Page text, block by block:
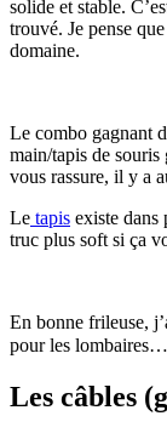
solide et stable.
trouvé. Je pense que
domaine.
Le combo gagnant
main/tapis de souris
vous rassure, il y a
Le tapis existe dans
truc plus soft si ça
En bonne frileuse,
pour les
Les câbles